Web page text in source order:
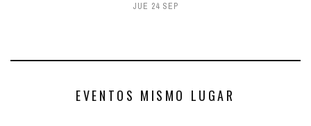
JUE 24 SEP
EVENTOS MISMO LUGAR